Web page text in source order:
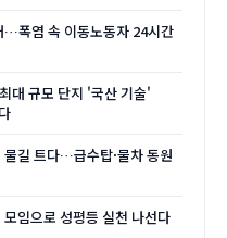
폭염 속 이동노동자 24시간
대 규모 단지 '국산 기술'
길 트다…급수탑·물차 동원
임으로 성평등 실천 나선다